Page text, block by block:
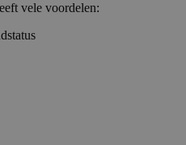
vele voordelen: